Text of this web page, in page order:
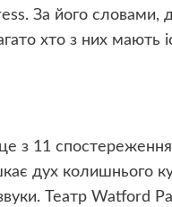
За його словами,
хто з них мають
з 11
дух колишнього
Театр Watford